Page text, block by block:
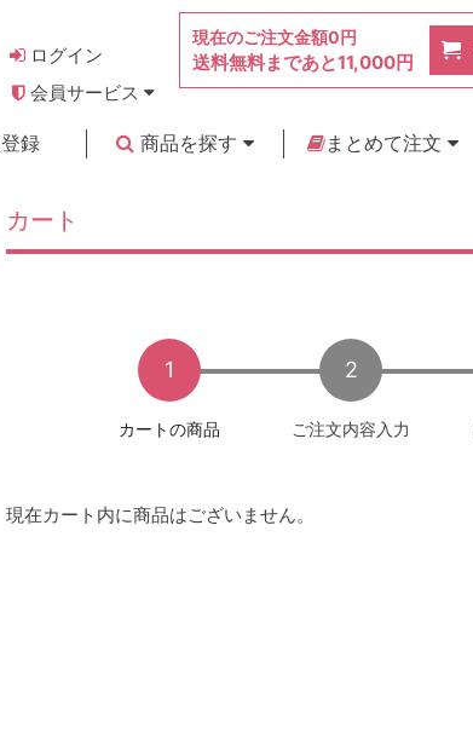
ログイン
会員サービス
現在のご注文金額0円
送料無料まであと11,000円
録
商品を探す
まとめて注文
カート
1
カートの商品
2
ご注文内容 入力
現在カート内に商品はございません。